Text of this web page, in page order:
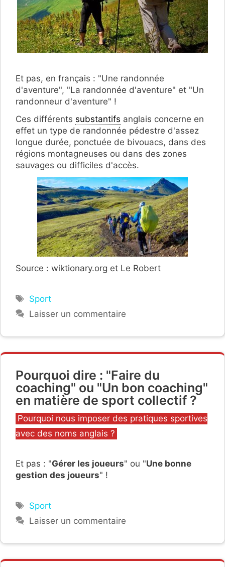
Et pas, en français : "Une randonnée
d'aventure", "La randonnée d'aventure" et "Un
randonneur d'aventure" !
Ces différents substantifs anglais concerne en
effet un type de randonnée pédestre d'assez
longue durée, ponctuée de bivouacs, dans des
régions montagneuses ou dans des zones
sauvages ou difficiles d'accès.
Source : wiktionary.org et Le Robert
Étiquettes
Sport
Laisser un commentaire
Pourquoi dire : "Faire du
coaching" ou "Un bon coaching"
en matière de sport collectif ?
Catégories
Pourquoi nous imposer des pratiques sportives
avec des noms anglais ?
Et pas : "Gérer les joueurs" ou "Une bonne
gestion des joueurs" !
Étiquettes
Sport
Laisser un commentaire